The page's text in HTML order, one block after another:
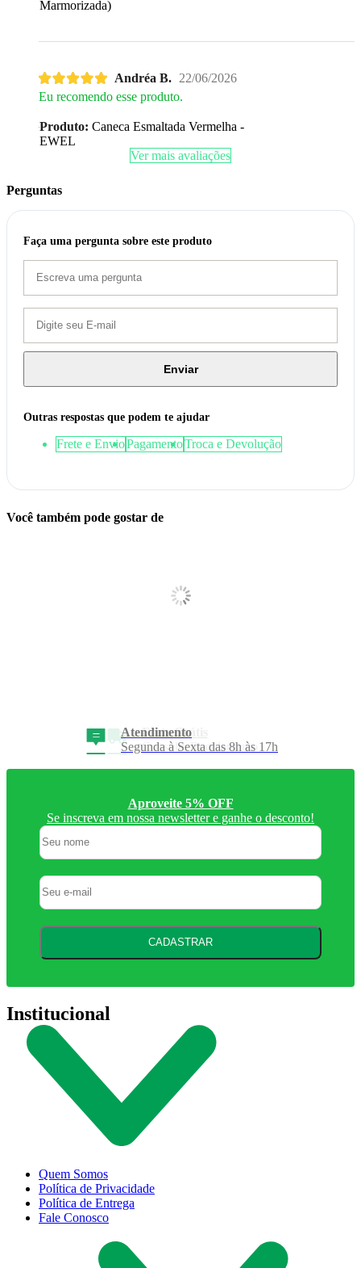
Marmorizada)
Andréa B. 22/06/2026
Eu recomendo esse produto.
Produto: Caneca Esmaltada Vermelha -
EWEL
Ver mais avaliações
Perguntas
Faça uma pergunta sobre este produto
Enviar
Outras respostas que podem te ajudar
Frete e EnvioPagamentoTroca e Devolução
Você também pode gostar de
Frete Grátis
Consulte Regulamento
Aproveite 5% OFF
Se inscreva em nossa newsletter e ganhe o desconto!
CADASTRAR
Institucional
Quem Somos
Política de Privacidade
Política de Entrega
Fale Conosco